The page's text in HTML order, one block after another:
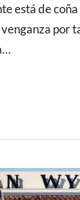
está de
por